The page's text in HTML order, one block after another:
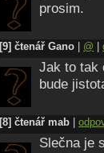
prosim.
[9] čtenář Gano @
Jak to tak
bude
[8] čtenář mab
Slečna je